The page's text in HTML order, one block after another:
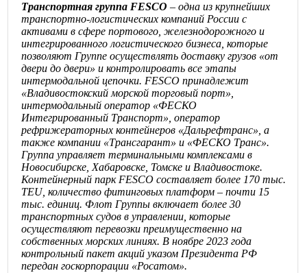
Транспортная группа FESCO – одна из крупнейших
транспортно-логистических компаний России с
активами в сфере портового, железнодорожного и
интегрированного логистического бизнеса, которые
позволяют Группе осуществлять доставку грузов «от
двери до двери» и контролировать все этапы
интермодальной цепочки. FESCO принадлежит
«Владивостокский морской торговый порт»,
интермодальный оператор «ФЕСКО
Интегрированный Транспорт», оператор
рефрижераторных контейнеров «Дальрефтранс», а
также компании «Трансгарант» и «ФЕСКО Транс».
Группа управляет терминальными комплексами в
Новосибирске, Хабаровске, Томске и Владивостоке.
Контейнерный парк FESCO составляет более 170 тыс.
TEU, количество фитинговых платформ – почти 15
тыс. единиц. Флот Группы включает более 30
транспортных судов в управлении, которые
осуществляют перевозки преимущественно на
собственных морских линиях. В ноябре 2023 года
контрольный пакет акций указом Президента РФ
передан госкорпорации «Росатом».